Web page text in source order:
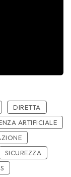
DIRETTA
ARTIFICIALE
SICUREZZA